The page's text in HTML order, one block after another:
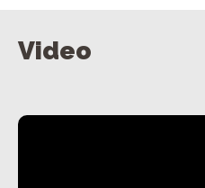
Video